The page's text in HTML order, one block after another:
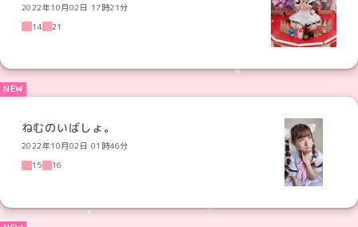
2022年10月02日 17時21分
14
21
ねむのいばしょ。
2022年10月02日 01時46分
15
16